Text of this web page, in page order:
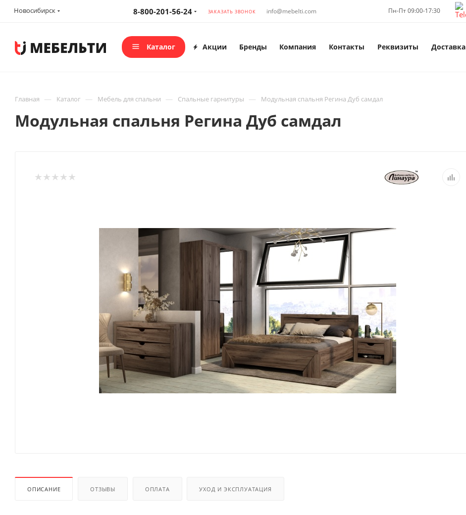
Новосибирск 8-800-201-56-24 ЗАКАЗАТЬ ЗВОНОК info@mebelti.com Пн-Пт 09:00-17:30
Каталог Акции Бренды Компания Контакты Реквизиты Доставка
Главная — Каталог — Мебель для спальни — Спальные гарнитуры — Модульная спальня Регина Дуб самдал
Модульная спальня Регина Дуб самдал
ОПИСАНИЕ ОТЗЫВЫ ОПЛАТА УХОД И ЭКСПЛУАТАЦИЯ